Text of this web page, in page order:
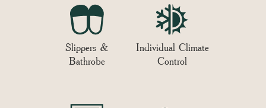
Slippers &
Bathrobe
Individual Climate
Control